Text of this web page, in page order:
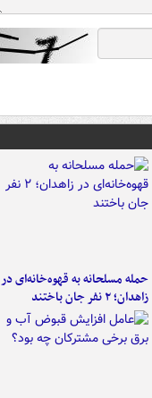
حمله مسلحانه به قهوه‌خانه‌ای در
زاهدان؛ ۲ نفر جان باختند